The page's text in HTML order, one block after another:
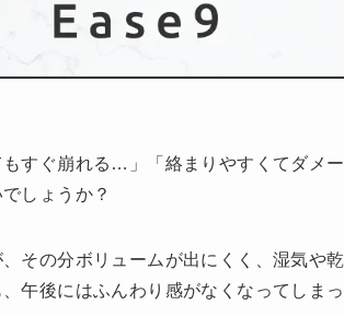
すぐ崩れる…」「絡まりやすくてダメ
しょうか？
その分ボリュームが出にくく、湿気や
午後にはふんわり感がなくなってしま